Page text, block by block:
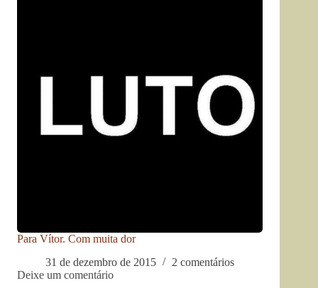
Para Vítor. Com muita dor
31 de dezembro de 2015
2 comentários
Deixe um comentário